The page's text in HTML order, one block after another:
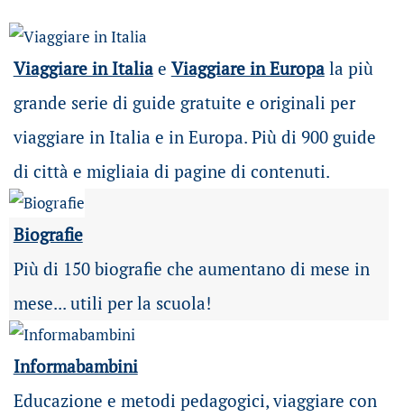
Viaggiare in Italiae Viaggiare in Europala più
grande serie di guide gratuite e originali per
viaggiare in Italia e in Europa. Più di 900 guide
di città e migliaia di pagine di contenuti.
Biografie
Più di 150 biografie che aumentano di mese in
mese... utili per la scuola!
Informabambini
Educazione e metodi pedagogici, viaggiare con